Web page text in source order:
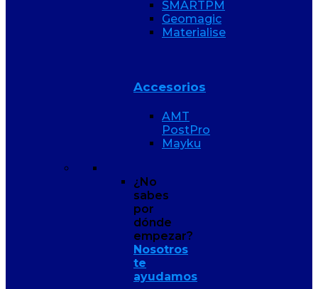
SMARTPM
Geomagic
Materialise
Accesorios
AMT
PostPro
Mayku
¿No
sabes
por
dónde
empezar?
Nosotros
te
ayudamos